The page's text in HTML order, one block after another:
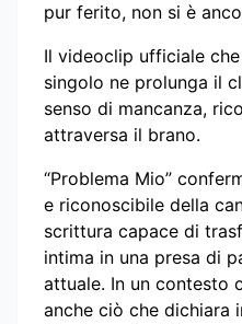
pur ferito, non si è
Il videoclip ufficiale
singolo ne prolunga il
senso di mancanza,
attraversa il brano.
“Problema Mio”
e riconoscibile della
scrittura capace di
intima in una presa di
attuale. In un contesto
anche ciò che dichiara